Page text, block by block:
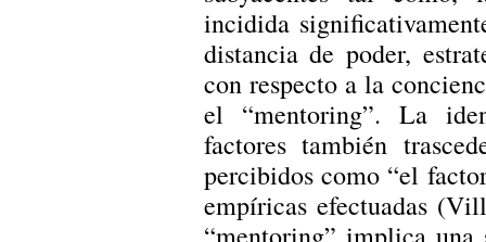
incidida
distancia de poder,
con respecto a la
el “mentoring”. La
factores también
percibidos como “el
empíricas efectuadas